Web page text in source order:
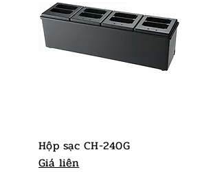
Hộp sạc CH-240G
Giá liên